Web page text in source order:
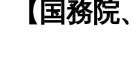
【国務